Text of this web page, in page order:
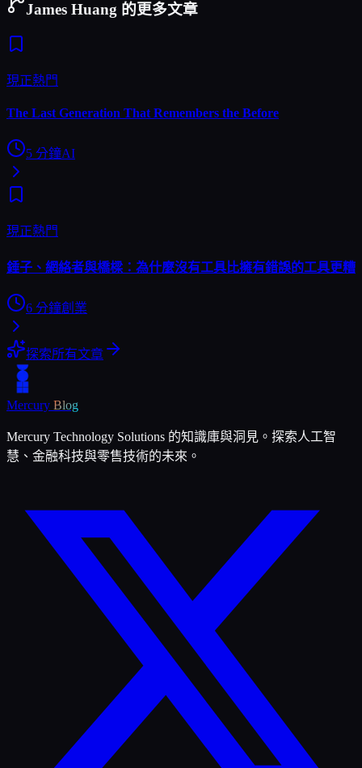
James Huang 的更多文章
現正熱門
The Last Generation That Remembers the Before
5 分鐘AI
現正熱門
錘子、網絡者與橋樑：為什麼沒有工具比擁有錯誤的工具更糟
6 分鐘創業
探索所有文章
Mercury Blog
Mercury Technology Solutions 的知識庫與洞見。探索人工智
慧、金融科技與零售技術的未來。